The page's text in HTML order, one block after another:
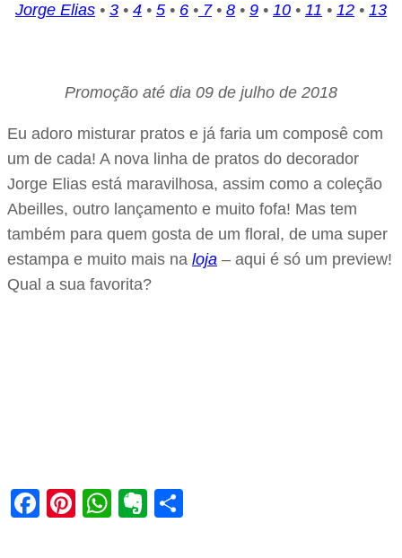
Jorge Elias • 3 • 4 • 5 • 6 • 7• 8 • 9 • 10 • 11 • 12 • 13
Promoção até dia 09 de julho de 2018
Eu adoro misturar pratos e já faria um composê com
um de cada! A nova linha de pratos do decorador
Jorge Elias está maravilhosa, assim como a coleção
Abeilles, outro lançamento e muito fofa! Mas tem
também para quem gosta de um floral, de uma super
estampa e muito mais na loja – aqui é só um preview!
Qual a sua favorita?
Facebook
Pinterest
WhatsApp
Evernote